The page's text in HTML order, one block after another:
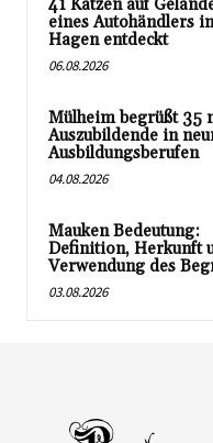
41 Katzen auf
eines Autohändlers in
Hagen entdeckt
06.08.2026
Mülheim begrüßt 35
Auszubildende in
Ausbildungsberufen
04.08.2026
Mauken Bedeutung:
Definition, Herkunft
Verwendung des
03.08.2026